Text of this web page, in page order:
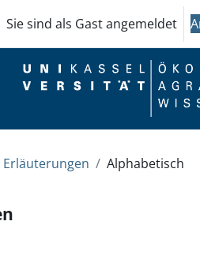
Sie sind als Gast angemeldet
Erläuterungen Alphabetisch